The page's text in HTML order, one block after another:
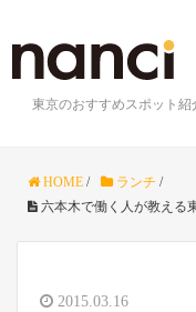
東京のおすすめスポット紹
HOME / ランチ /
六本木で働く人が教える
2015.03.16